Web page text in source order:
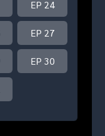
EP 24
EP 27
EP 30